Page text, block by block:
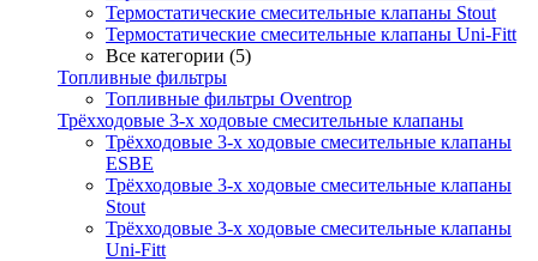
Термостатические смесительные клапаны Stout
Термостатические смесительные клапаны Uni-Fitt
Все категории (5)
Топливные фильтры
Топливные фильтры Oventrop
Трёхходовые 3-х ходовые смесительные клапаны
Трёхходовые 3-х ходовые смесительные клапаны
ESBE
Трёхходовые 3-х ходовые смесительные клапаны
Stout
Трёхходовые 3-х ходовые смесительные клапаны
Uni-Fitt